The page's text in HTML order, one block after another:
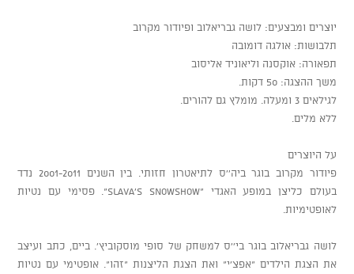
יוצרים ומבצעים: לושה גבריאלוב ופיודור מקרוב
תלבושות: אולגה דומובה
תפאורה: אוקסנה וליאוניד אליסוב
משך ההצגה: 50 דקות.
לגילאים 3 ומעלה. מומלץ גם להורים.
ללא מלים.
על היוצרים
פיודור מקרוב בוגר ביה''ס לתיאטרון חזותי. בין השנים 2001-2011 נדד
בעולם כליצן במופע האגדי ”Slava's Snowshow”. פסימי עם נטיות
לאופטימיות.
לושה גבריאלוב בוגר בי''ס למשחק של סופי מוסקוביץ'. ביים, כתב ועיצב
את הצגת הילדים "אפצ'י" ואת הצגת הליצנות "זהו". אופטימי עם נטיות